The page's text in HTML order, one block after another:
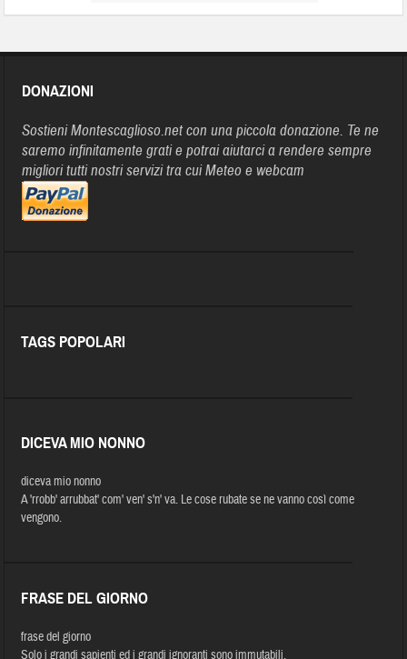
DONAZIONI
Sostieni Montescaglioso.net con una piccola donazione. Te ne
saremo infinitamente grati e potrai aiutarci a rendere sempre
migliori tutti nostri servizi tra cui Meteo e webcam
TAGS POPOLARI
DICEVA MIO NONNO
diceva mio nonno
A 'rrobb' arrubbat' com' ven' s'n' va. Le cose rubate se ne vanno così come
vengono.
FRASE DEL GIORNO
frase del giorno
Solo i grandi sapienti ed i grandi ignoranti sono immutabili.